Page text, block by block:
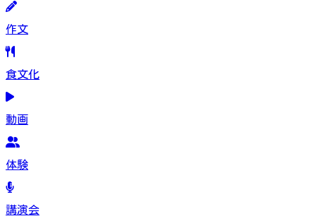
作文
食文化
動画
体験
講演会